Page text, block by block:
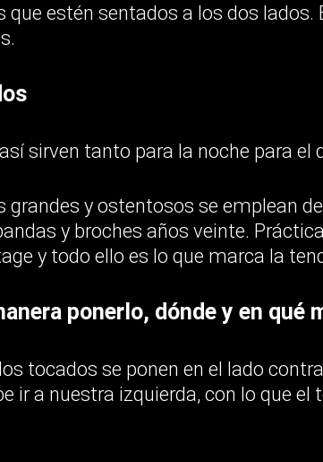
que estén sentados a los dos
sirven tanto para la noche para
grandes y ostentosos se emplean
y broches años veinte.
y todo ello es lo que marca la
ponerlo, dónde y en qué
tocados se ponen en el lado
ir a nuestra izquierda, con lo que